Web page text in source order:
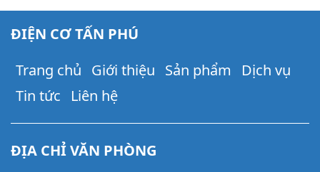
ĐIỆN CƠ TẤN PHÚ
Trang chủ Giới thiệu Sản phẩm
Dịch vụ
Tin tức
Liên hệ
ĐỊA CHỈ VĂN PHÒNG